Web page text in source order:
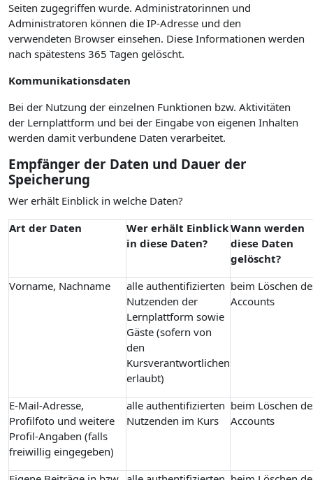
Seiten zugegriffen wurde. Administratorinnen und
Administratoren können die IP-Adresse und den
verwendeten Browser einsehen. Diese Informationen werden
nach spätestens 365 Tagen gelöscht.
Kommunikationsdaten
Bei der Nutzung der einzelnen Funktionen bzw. Aktivitäten
der Lernplattform und bei der Eingabe von eigenen Inhalten
werden damit verbundene Daten verarbeitet.
Empfänger der Daten und Dauer der
Speicherung
Wer erhält Einblick in welche Daten?
Art der Daten
Wer erhält Einblick
in diese Daten?
Wann werden
diese Daten
gelöscht?
Vorname, Nachname
alle authentifizierten
Nutzenden der
Lernplattform sowie
Gäste (sofern von
den
Kursverantwortlichen
erlaubt)
beim Löschen
Accounts
E-Mail-Adresse,
Profilfoto und weitere
Profil-Angaben (falls
freiwillig eingegeben)
alle authentifizierten
Nutzenden im Kurs
beim Löschen
Accounts